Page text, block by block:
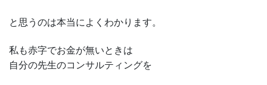
と思うのは本当によくわかります。
私も赤字でお金が無いときは
自分の先生のコンサルティングを